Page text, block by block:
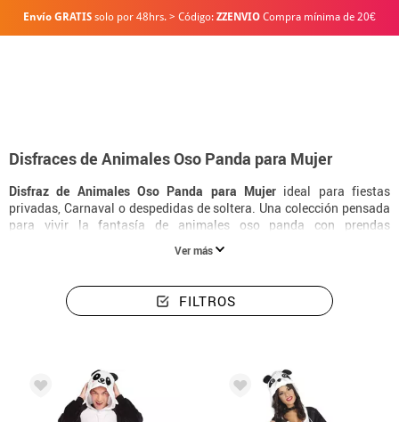
Envío GRATIS solo por 48hrs. > Código: ZZENVIO Compra mínima de 20€
Disfraces de Animales Oso Panda para Mujer
Disfraz de Animales Oso Panda para Mujer ideal para fiestas
privadas, Carnaval o despedidas de soltera. Una colección pensada
para vivir la fantasía de animales oso panda con prendas
Ver más
FILTROS